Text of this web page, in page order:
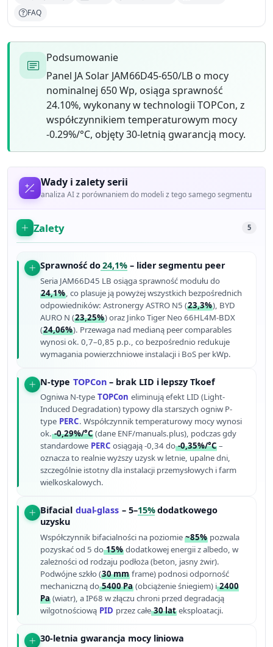
FAQ
Podsumowanie
Panel JA Solar JAM66D45-650/LB o mocy
nominalnej 650 Wp, osiąga sprawność
24.10%, wykonany w technologii TOPCon, z
współczynnikiem temperaturowym mocy
-0.29%/°C, objęty 30-letnią gwarancją mocy.
Wady i zalety serii
analiza AI z porównaniem do modeli z tego samego segmentu
Zalety 5
Sprawność do24,1% – lider segmentu peer
Seria JAM66D45 LB osiąga sprawność modułu do
24,1%, co plasuje ją powyżej wszystkich bezpośrednich
odpowiedników: Astronergy ASTRO N5 (23,3%), BYD
AURO N (23,25%) oraz Jinko Tiger Neo 66HL4M-BDX
(24,06%). Przewaga nad medianą peer comparables
wynosi ok. 0,7–0,85 p.p., co bezpośrednio redukuje
wymagania powierzchniowe instalacji i BoS per kWp.
N-type TOPCon – brak LID i lepszy Tkoef
Ogniwa N-type TOPCon eliminują efekt LID (Light-
Induced Degradation) typowy dla starszych ogniw P-
type PERC. Współczynnik temperaturowy mocy wynosi
ok.-0,29%/°C (dane ENF/manuals.plus), podczas gdy
standardowe PERC osiągają -0,34 do-0,35%/°C –
oznacza to realnie wyższy uzysk w letnie, upalne dni,
szczególnie istotny dla instalacji przemysłowych i farm
wielkoskalowych.
Bifacial dual-glass – 5–15%dodatkowego
uzysku
Współczynnik bifacialności na poziomie~85% pozwala
pozyskać od 5 do15% dodatkowej energii z albedo, w
zależności od rodzaju podłoża (beton, jasny żwir).
Podwójne szkło (30 mm frame) podnosi odporność
mechaniczną do5400 Pa (obciążenie śniegiem) i2400
Pa (wiatr), a IP68 w złączu chroni przed degradacją
wilgotnościową PID przez całe30 lat eksploatacji.
30-letnia gwarancja mocy liniowa